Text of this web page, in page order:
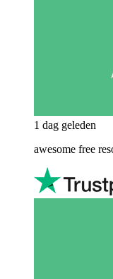
1 dag geleden
awesome free